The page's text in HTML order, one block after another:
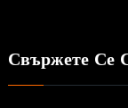
Свържете Се